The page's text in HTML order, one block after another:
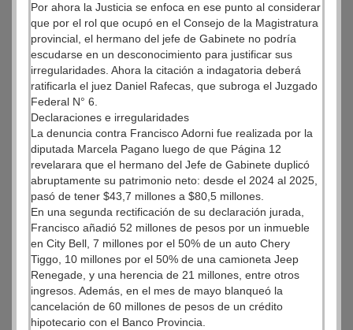
Por ahora la Justicia se enfoca en ese punto al considerar
que por el rol que ocupó en el Consejo de la Magistratura
provincial, el hermano del jefe de Gabinete no podría
escudarse en un desconocimiento para justificar sus
irregularidades. Ahora la citación a indagatoria deberá
ratificarla el juez Daniel Rafecas, que subroga el Juzgado
Federal N° 6.
Declaraciones e irregularidades
La denuncia contra Francisco Adorni fue realizada por la
diputada Marcela Pagano luego de que Página 12
revelarara que el hermano del Jefe de Gabinete duplicó
abruptamente su patrimonio neto: desde el 2024 al 2025,
pasó de tener $43,7 millones a $80,5 millones.
En una segunda rectificación de su declaración jurada,
Francisco añadió 52 millones de pesos por un inmueble
en City Bell, 7 millones por el 50% de un auto Chery
Tiggo, 10 millones por el 50% de una camioneta Jeep
Renegade, y una herencia de 21 millones, entre otros
ingresos. Además, en el mes de mayo blanqueó la
cancelación de 60 millones de pesos de un crédito
hipotecario con el Banco Provincia.